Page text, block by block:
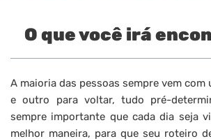
O que você irá
A maioria das pessoas sempre vem com
e outro para voltar, tudo pré-
sempre importante que cada dia seja
melhor maneira, para que seu roteiro